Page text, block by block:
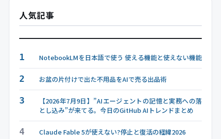
人気記事
1 NotebookLMを日本語で使う 使える機能と使えない機能
2 お盆の片付けで出た不用品をAIで売る出品術
3
【2026年7月9日】”AIエージェントの記憶と実務への落
とし込み”が来てる。今日のGitHub AIトレンドまとめ
4 Claude Fable 5が使えない?停止と復活の経緯2026